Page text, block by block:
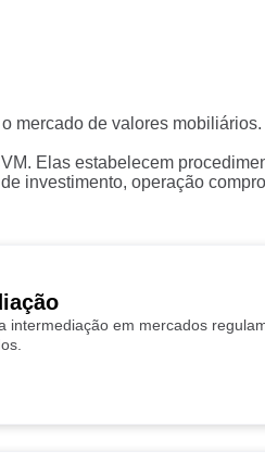
mercado de valores mobiliários.
Elas estabelecem
investimento, operação
intermediação em mercados